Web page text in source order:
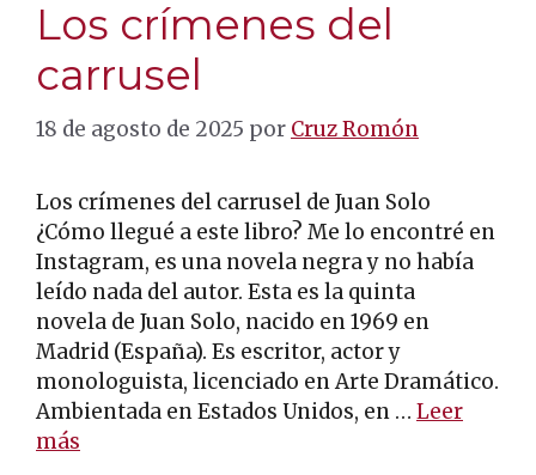
Los crímenes del
carrusel
18 de agosto de 2025 por Cruz Romón
Los crímenes del carrusel de Juan Solo
¿Cómo llegué a este libro? Me lo encontré en
Instagram, es una novela negra y no había
leído nada del autor. Esta es la quinta
novela de Juan Solo, nacido en 1969 en
Madrid (España). Es escritor, actor y
monologuista, licenciado en Arte Dramático.
Ambientada en Estados Unidos, en … Leer
más